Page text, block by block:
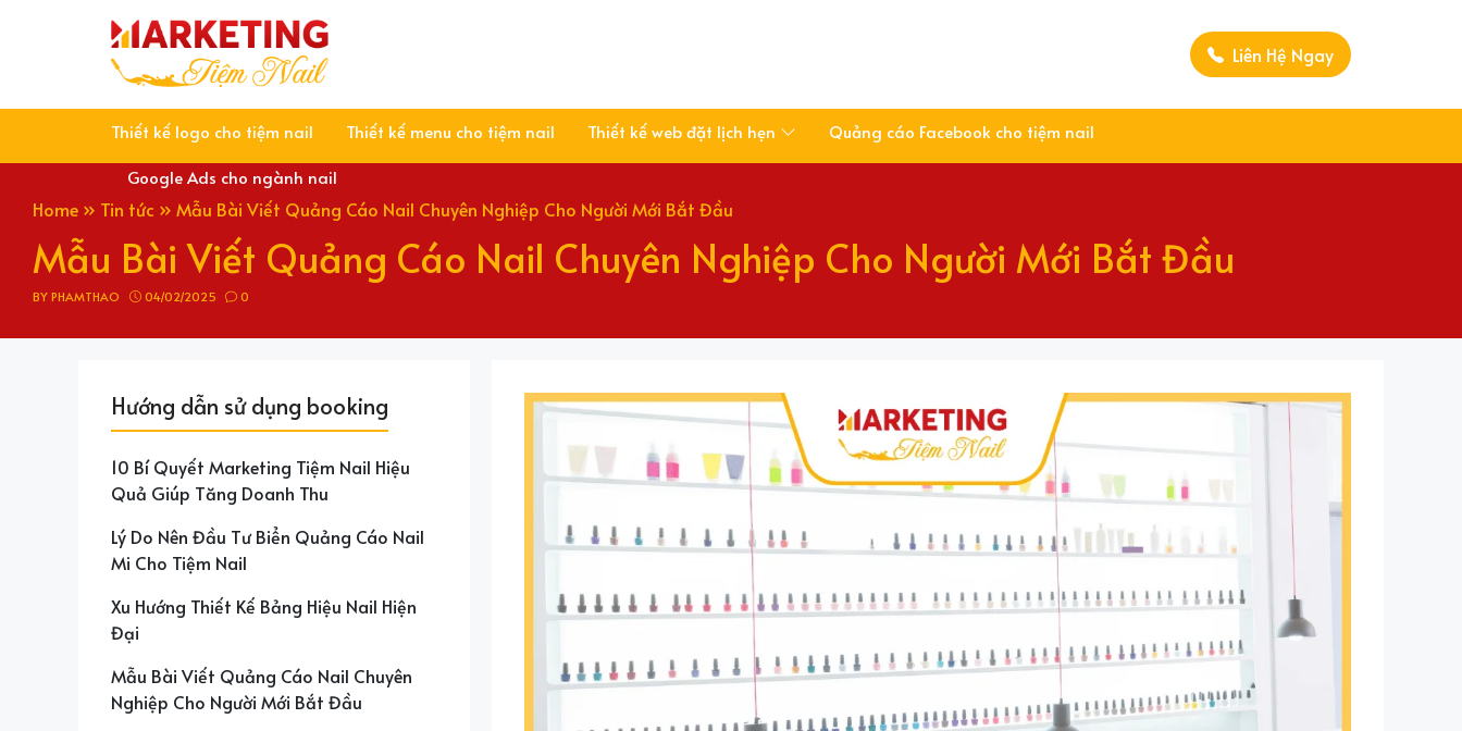
Liên Hệ Ngay
Thiết kế logo cho tiệm nail Thiết kế menu cho tiệm nail Thiết kế web đặt lịch hẹn
Quảng cáo Facebook cho tiệm nail
Google Ads cho ngành nail
Home » Tin tức » Mẫu Bài Viết Quảng Cáo Nail Chuyên Nghiệp Cho Người Mới Bắt Đầu
Mẫu Bài Viết Quảng Cáo Nail Chuyên Nghiệp Cho Người Mới Bắt Đầu
BY PHAMTHAO 04/02/2025 0
Hướng dẫn sử dụng booking
10 Bí Quyết Marketing Tiệm Nail Hiệu
Quả Giúp Tăng Doanh Thu
Lý Do Nên Đầu Tư Biển Quảng Cáo Nail
Mi Cho Tiệm Nail
Xu Hướng Thiết Kế Bảng Hiệu Nail Hiện
Đại
Mẫu Bài Viết Quảng Cáo Nail Chuyên
Nghiệp Cho Người Mới Bắt Đầu